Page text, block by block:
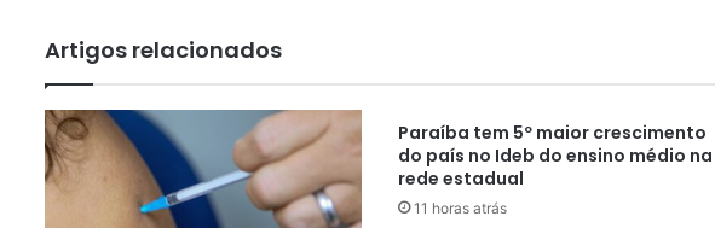
Artigos relacionados
Paraíba tem 5º maior crescimento
do país no Ideb do ensino médio na
rede estadual
11 horas atrás